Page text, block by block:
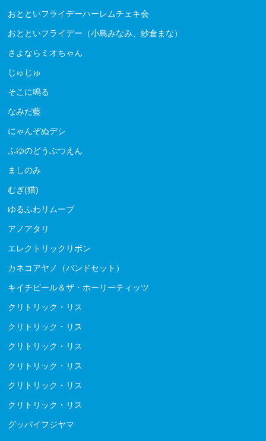
おとといフライデーハーレムチェキ会
おとといフライデー（小島みなみ、紗倉まな）
さよならミオちゃん
じゅじゅ
そこに鳴る
なみだ藍
にゃんぞぬデシ
ふゆのどうぶつえん
ましのみ
むぎ(猫)
ゆるふわリムーブ
アノアタリ
エレクトリックリボン
カネコアヤノ（バンドセット）
キイチビール＆ザ・ホーリーティッツ
クリトリック・リス
クリトリック・リス
クリトリック・リス
クリトリック・リス
クリトリック・リス
クリトリック・リス
グッバイフジヤマ